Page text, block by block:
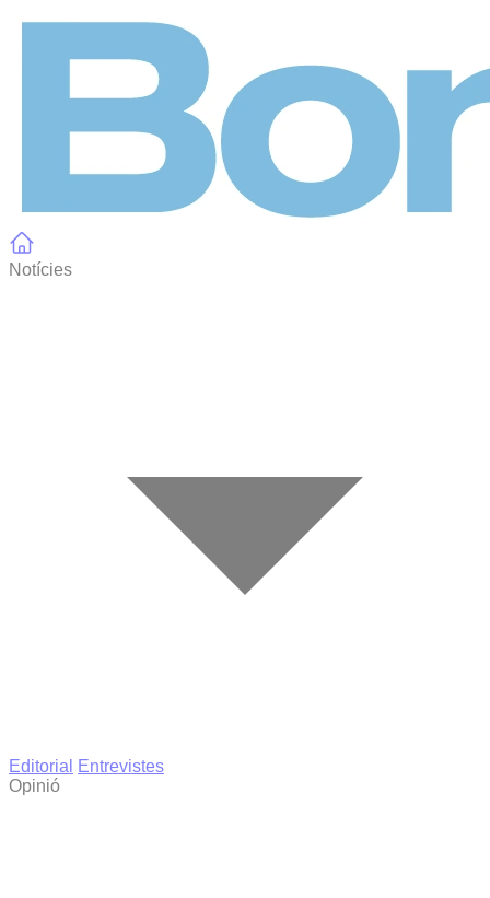
Notícies
Editorial
Entrevistes
Opinió